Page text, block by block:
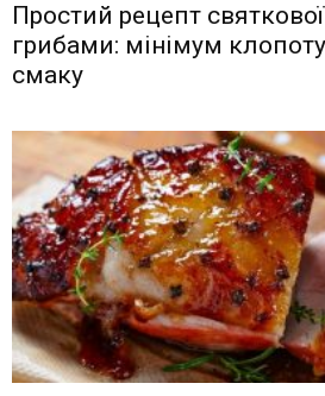
Простий рецепт
грибами: мінімум
смаку